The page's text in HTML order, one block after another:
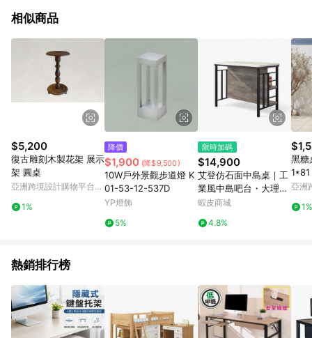
球嚴選、商城、專案商品、「草莓網」全館商品。 4. 如取消訂
實際回饋請依LINE購物通知為主。 6. 訂單如有使用東森購物
ETMall站內之折扣優惠(包含但不限於東森幣、樂透金、東森現金
券等)，不具點數回饋資格。詳細請依東森購物ETMall之結帳頁面
顯示為準。 7. LINE購物設有「單一商品最高回饋點數」機制(特
殊活動時開放「回饋無上限」)，以同一訂單中同一商品不論件數
計算，並依訂單成立時間當下LINE購物所設定的回饋機制為準。
8. LINE購物為購物資訊整合性平台，商品資料更新會有時間差，
如顯示之商品規格、顏色、價位、贈品與東森購物ETMall銷售網
頁不符，以銷售網頁標示為準。 9. 若有贈點爭議，請務必於訂單
日期+180天以內至LINE購物客服洽詢；若超過180天(含)以上進
行申訴，恕無法贈點回饋。 10. 部分點數紅包僅限指定商品使
用，或不適用於無回饋商品。各點數紅包之適用商品與使用條件
請依點數紅包頁面規則為準。
相似商品
$5,200
復古雕刻木製花架 展示
架 圓桌
亞洲跨境設計購物平台
1%
降價
$1,900 (降$9,500)
10W戶外景觀步道燈 K
01-53-12-537D
YP燈飾
5%
限時加碼
$14,900
艾登仿石面中島桌｜工
業風中島吧台・大理石
紋桌面・收納層架 TBB
蝦皮商城
4.8%
黑糖桌 / 輕量
1*81
亞洲
1%
熱銷排行榜